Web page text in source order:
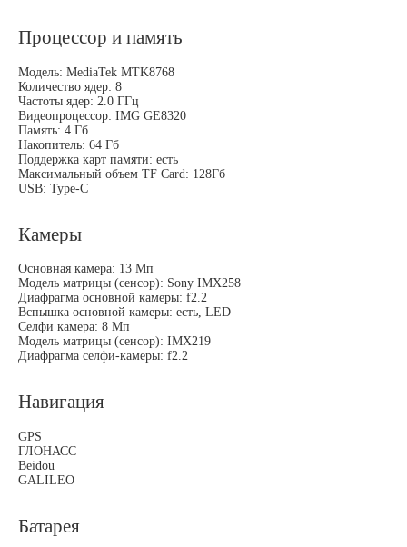
Процессор и память
Модель: MediaTek MTK8768
Количество ядер: 8
Частоты ядер: 2.0 ГГц
Видеопроцессор: IMG GE8320
Память: 4 Гб
Накопитель: 64 Гб
Поддержка карт памяти: есть
Максимальный объем TF Card: 128Гб
USB: Type-C
Камеры
Основная камера: 13 Мп
Модель матрицы (сенсор): Sony IMX258
Диафрагма основной камеры: f2.2
Вспышка основной камеры: есть, LED
Селфи камера: 8 Мп
Модель матрицы (сенсор): IMX219
Диафрагма селфи-камеры: f2.2
Навигация
GPS
ГЛОНАСС
Beidou
GALILEO
Батарея